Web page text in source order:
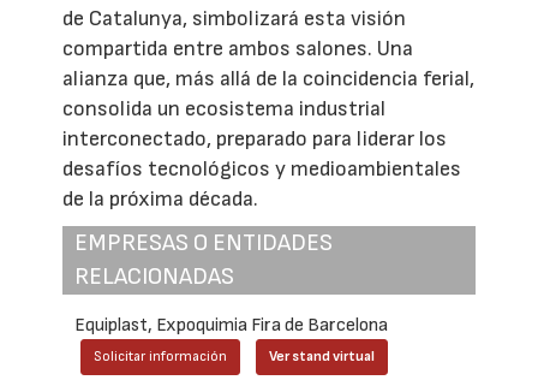
de Catalunya, simbolizará esta visión
compartida entre ambos salones. Una
alianza que, más allá de la coincidencia ferial,
consolida un ecosistema industrial
interconectado, preparado para liderar los
desafíos tecnológicos y medioambientales
de la próxima década.
EMPRESAS O ENTIDADES
RELACIONADAS
Equiplast, Expoquimia Fira de Barcelona
Solicitar información Ver stand virtual